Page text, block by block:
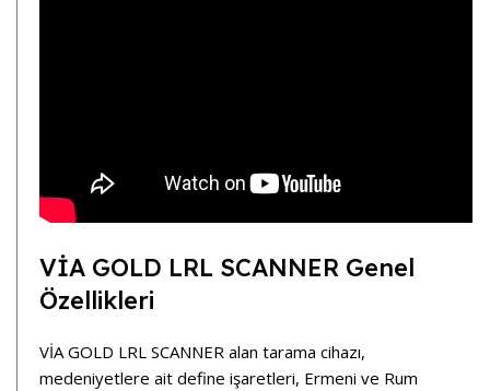
VİA GOLD LRL SCANNER Genel
Özellikleri
VİA GOLD LRL SCANNER alan tarama cihazı,
medeniyetlere ait define işaretleri, Ermeni ve Rum